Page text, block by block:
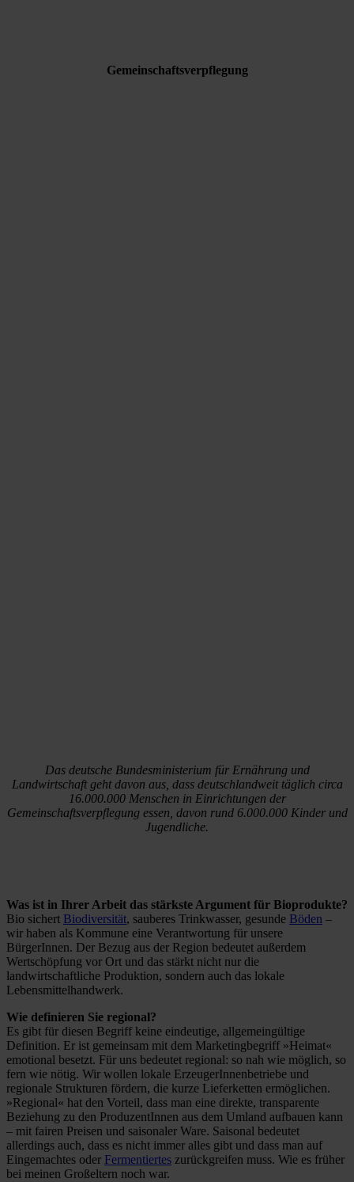
Gemeinschaftsverpflegung
Das deutsche Bundesministerium für Ernährung und
Landwirtschaft geht davon aus, dass deutschlandweit täglich circa
16.000.000 Menschen in Einrichtungen der
Gemeinschaftsverpflegung essen, davon rund 6.000.000 Kinder und
Jugendliche.
Was ist in Ihrer Arbeit das stärkste Argument für Bioprodukte?
Bio sichert Biodiversität, sauberes Trinkwasser, gesunde Böden –
wir haben als Kommune eine Verantwortung für unsere
BürgerInnen. Der Bezug aus der Region bedeutet außerdem
Wertschöpfung vor Ort und das stärkt nicht nur die
landwirtschaftliche Produktion, sondern auch das lokale
Lebensmittelhandwerk.
Wie definieren Sie regional?
Es gibt für diesen Begriff keine eindeutige, allgemeingültige
Definition. Er ist gemeinsam mit dem Marketingbegriff »Heimat«
emotional besetzt. Für uns bedeutet regional: so nah wie möglich, so
fern wie nötig. Wir wollen lokale ErzeugerInnenbetriebe und
regionale Strukturen fördern, die kurze Lieferketten ermöglichen.
»Regional« hat den Vorteil, dass man eine direkte, transparente
Beziehung zu den ProduzentInnen aus dem Umland aufbauen kann
– mit fairen Preisen und saisonaler Ware. Saisonal bedeutet
allerdings auch, dass es nicht immer alles gibt und dass man auf
Eingemachtes oder Fermentiertes zurückgreifen muss. Wie es früher
bei meinen Großeltern noch war.